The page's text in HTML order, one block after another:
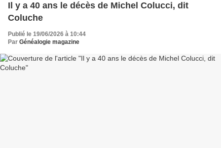
Il y a 40 ans le décès de Michel Colucci, dit
Coluche
Publié le 19/06/2026 à 10:44
Par Généalogie magazine